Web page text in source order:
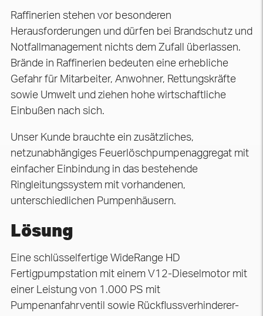
Raffinerien stehen vor besonderen
Herausforderungen und dürfen bei Brandschutz und
Notfallmanagement nichts dem Zufall überlassen.
Brände in Raffinerien bedeuten eine erhebliche
Gefahr für Mitarbeiter, Anwohner, Rettungskräfte
sowie Umwelt und ziehen hohe wirtschaftliche
Einbußen nach sich.
Unser Kunde brauchte ein zusätzliches,
netzunabhängiges Feuerlöschpumpenaggregat mit
einfacher Einbindung in das bestehende
Ringleitungssystem mit vorhandenen,
unterschiedlichen Pumpenhäusern.
Lösung
Eine schlüsselfertige WideRange HD
Fertigpumpstation mit einem V12-Dieselmotor mit
einer Leistung von 1.000 PS mit
Pumpenanfahrventil sowie Rückflussverhinderer-